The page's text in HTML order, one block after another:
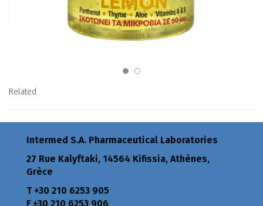
Related
Intermed S.A. Pharmaceutical Laboratories
27 Rue Kalyftaki, 14564 Kifissia, Athènes,
Grèce
Τ +30 210 6253 905
F +30 210 6253 906